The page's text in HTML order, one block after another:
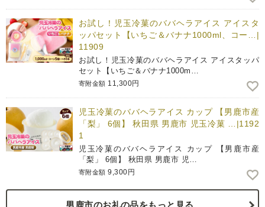
お試し！児玉冷菓のババヘラアイス アイスタ
ッパセット【いちご＆バナナ1000ml、コー…|
11909
お試し！児玉冷菓のババヘラアイス アイスタッパ
セット【いちご＆バナナ1000m…
寄附金額 11,300円
児玉冷菓のババヘラアイス カップ 【男鹿市産
「梨」 6個】 秋田県 男鹿市 児玉冷菓 …|1192
1
児玉冷菓のババヘラアイス カップ 【男鹿市産
「梨」 6個】 秋田県 男鹿市 児…
寄附金額 9,300円